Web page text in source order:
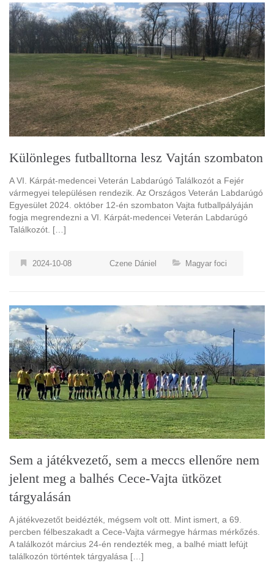
Különleges futballtorna lesz Vajtán szombaton
A VI. Kárpát-medencei Veterán Labdarúgó Találkozót a Fejér
vármegyei településen rendezik. Az Országos Veterán Labdarúgó
Egyesület 2024. október 12-én szombaton Vajta futballpályáján
fogja megrendezni a VI. Kárpát-medencei Veterán Labdarúgó
Találkozót. […]
2024-10-08 Czene Dániel Magyar foci
Sem a játékvezető, sem a meccs ellenőre nem
jelent meg a balhés Cece-Vajta ütközet
tárgyalásán
A játékvezetőt beidézték, mégsem volt ott. Mint ismert, a 69.
percben félbeszakadt a Cece-Vajta vármegye hármas mérkőzés.
A találkozót március 24-én rendezték meg, a balhé miatt lefújt
találkozón történtek tárgyalása […]